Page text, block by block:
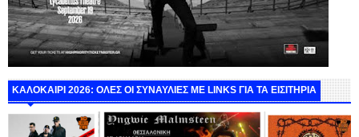
ΚΑΛΟΚΑΙΡΙ 2026: ΟΛΕΣ ΟΙ ΣΥΝΑΥΛΙΕΣ ΜΕ LINKS ΓΙΑ ΤΑ ΕΙΣΙΤΗΡΙΑ